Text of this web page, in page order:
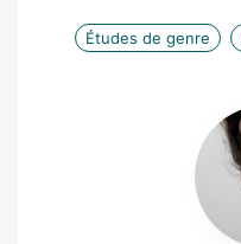
Études de genre